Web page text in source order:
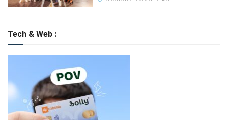
Tech & Web :